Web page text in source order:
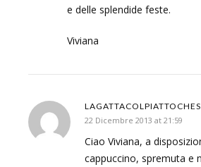
e delle splendide feste.
Viviana
22 Dicembre 2013 at 21:59
Ciao Viviana, a
cappuccino, spremuta e